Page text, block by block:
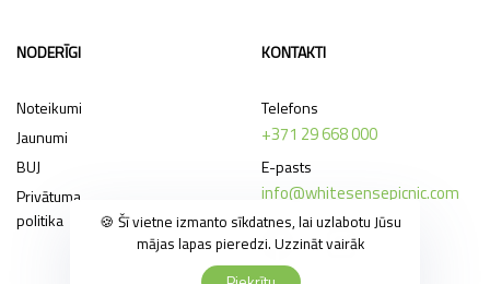
NODERĪGI
Noteikumi
Jaunumi
BUJ
Privātuma
politika
KONTAKTI
Telefons
+371 29 668 000
E-pasts
info@whitesensepicnic.com
🍪 Šī vietne izmanto sīkdatnes, lai uzlabotu Jūsu
mājas lapas pieredzi. Uzzināt vairāk